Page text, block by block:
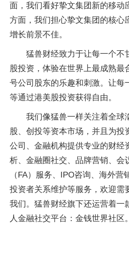
面，我们看好挚文集团新的移动
方面，我们担心挚文集团的核心
增长前景不佳。
猛兽财经致力于让每一个不
股投资，体验在世界上最成熟最
号公司股东的乐趣和刺激。让每
等通过港美股投资获得自由。
我们像猛兽一样关注着全球
股、创投等资本市场，并且为投
公司、金融机构提供专业的财经
析、金融圈社交、品牌营销、会
（FA）服务、IPO咨询、海外
投资者关系维护等服务，欢迎需
我们。猛兽财经旗下还运营着一
人金融社交平台：金钱世界社区。